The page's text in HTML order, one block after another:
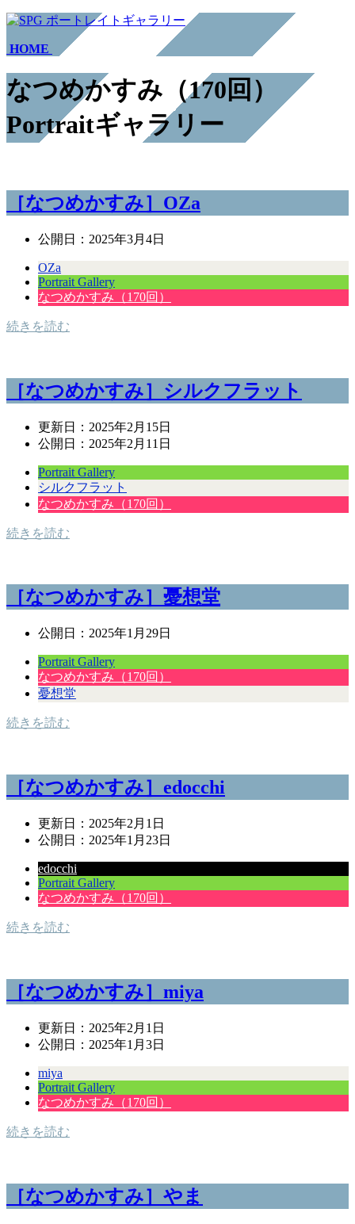
HOME
なつめかすみ（170回）
Portraitギャラリー
［なつめかすみ］OZa
公開日： 2025年3月4日
OZa
Portrait Gallery
なつめかすみ（170回）
続きを読む
［なつめかすみ］シルクフラット
更新日： 2025年2月15日
公開日： 2025年2月11日
Portrait Gallery
シルクフラット
なつめかすみ（170回）
続きを読む
［なつめかすみ］憂想堂
公開日： 2025年1月29日
Portrait Gallery
なつめかすみ（170回）
憂想堂
続きを読む
［なつめかすみ］edocchi
更新日： 2025年2月1日
公開日： 2025年1月23日
edocchi
Portrait Gallery
なつめかすみ（170回）
続きを読む
［なつめかすみ］miya
更新日： 2025年2月1日
公開日： 2025年1月3日
miya
Portrait Gallery
なつめかすみ（170回）
続きを読む
［なつめかすみ］やま